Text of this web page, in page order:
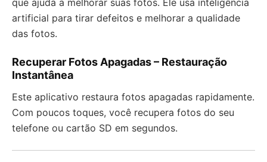
que ajuda a melhorar suas fotos. Ele usa inteligência
artificial para tirar defeitos e melhorar a qualidade
das fotos.
Recuperar Fotos Apagadas – Restauração
Instantânea
Este aplicativo restaura fotos apagadas rapidamente.
Com poucos toques, você recupera fotos do seu
telefone ou cartão SD em segundos.